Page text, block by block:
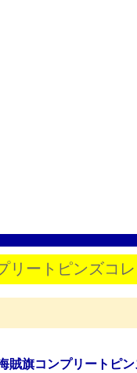
リートピンズコ
旗コンプリートピ